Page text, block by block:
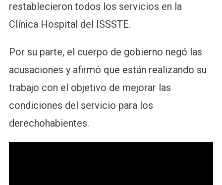
restablecieron todos los servicios en la
Clínica Hospital del ISSSTE.
Por su parte, el cuerpo de gobierno negó las
acusaciones y afirmó que están realizando su
trabajo con el objetivo de mejorar las
condiciones del servicio para los
derechohabientes.